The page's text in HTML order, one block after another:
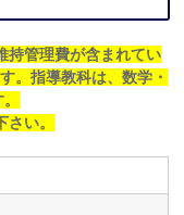
持管理費が含まれてい
。指導教科は、数学・
い。